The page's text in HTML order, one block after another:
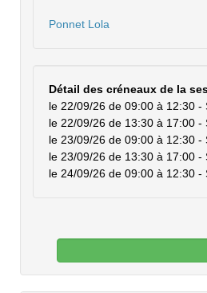
Ponnet Lola
Détail des créneaux de la
le 22/09/26 de 09:00 à 12:30 -
le 22/09/26 de 13:30 à 17:00 -
le 23/09/26 de 09:00 à 12:30 -
le 23/09/26 de 13:30 à 17:00 -
le 24/09/26 de 09:00 à 12:30 -